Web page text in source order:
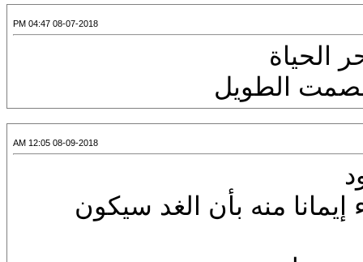
08-07-2018 04:47 PM
الحياة
الطويل
08-09-2018 12:05 AM
منه بأن الغد سيكون